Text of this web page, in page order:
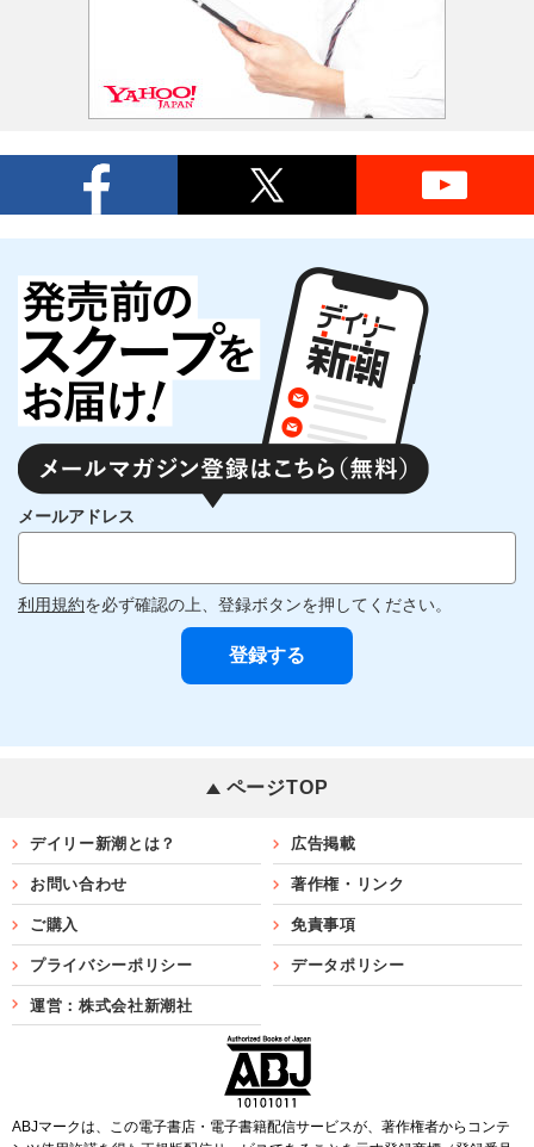
メールアドレス
利用規約を必ず確認の上、登録ボタンを押してください。
ページTOP
デイリー新潮とは？ 広告掲載
お問い合わせ 著作権・リンク
ご購入 免責事項
プライバシーポリシー データポリシー
運営：株式会社新潮社
ABJマークは、この電子書店・電子書籍配信サービスが、著作権者からコンテ